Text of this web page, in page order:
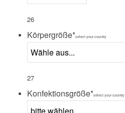
26
Körpergröße*select your country
27
Konfektionsgröße*select your country